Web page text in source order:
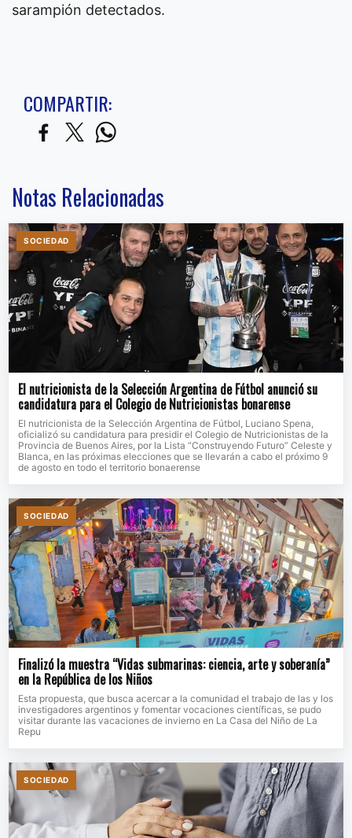
sarampión detectados.
COMPARTIR:
Notas Relacionadas
SOCIEDAD
El nutricionista de la Selección Argentina de Fútbol anunció su
candidatura para el Colegio de Nutricionistas bonarense
El nutricionista de la Selección Argentina de Fútbol, Luciano Spena,
oficializó su candidatura para presidir el Colegio de Nutricionistas de la
Provincia de Buenos Aires, por la Lista “Construyendo Futuro” Celeste y
Blanca, en las próximas elecciones que se llevarán a cabo el próximo 9
de agosto en todo el territorio bonaerense
SOCIEDAD
Finalizó la muestra “Vidas submarinas: ciencia, arte y soberanía”
en la República de los Niños
Esta propuesta, que busca acercar a la comunidad el trabajo de las y los
investigadores argentinos y fomentar vocaciones científicas, se pudo
visitar durante las vacaciones de invierno en La Casa del Niño de La
Repu
SOCIEDAD